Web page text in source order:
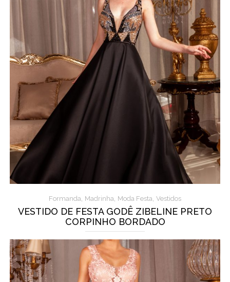
Formanda, Madrinha, Moda Festa, Vestidos
VESTIDO DE FESTA GODÊ ZIBELINE PRETO
CORPINHO BORDADO